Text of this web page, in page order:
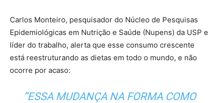
Carlos Monteiro, pesquisador do Núcleo de Pesquisas
Epidemiológicas em Nutrição e Saúde (Nupens) da USP e
líder do trabalho, alerta que esse consumo crescente
está reestruturando as dietas em todo o mundo, e não
ocorre por acaso:
”ESSA MUDANÇA NA FORMA COMO